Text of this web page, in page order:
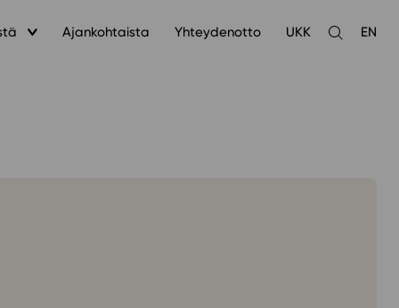
Ajankohtaista Yhteydenotto UKK
Avaa
EN